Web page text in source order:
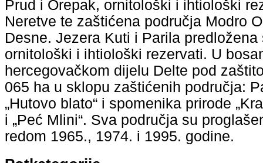
Prud i Orepak, ornitološki i ihtiološki
Neretve te zaštićena područja Modro
Desne. Jezera Kuti i Parila predložena
ornitološki i ihtiološki rezervati. U
hercegovačkom dijelu Delte pod
065 ha u sklopu zaštićenih područja:
„Hutovo blato“ i spomenika prirode
i „Peć Mlini“. Sva područja su
redom 1965., 1974. i 1995. godine.